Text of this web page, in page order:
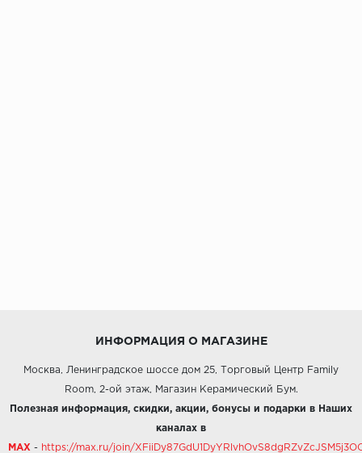
ИНФОРМАЦИЯ О МАГАЗИНЕ
Москва, Ленинградское шоссе дом 25, Торговый Центр Family
Room, 2-ой этаж, Магазин Керамический Бум.
Полезная информация, скидки, акции, бонусы и подарки в Наших
каналах в
MAX - https://max.ru/join/